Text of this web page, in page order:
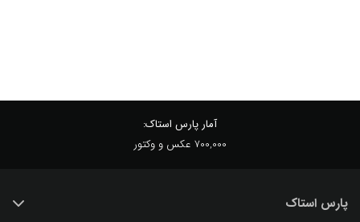
آمار پارس استاک:
700,000 عکس و وکتور
پارس استاک